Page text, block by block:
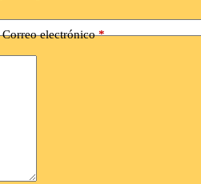
Correo electrónico*